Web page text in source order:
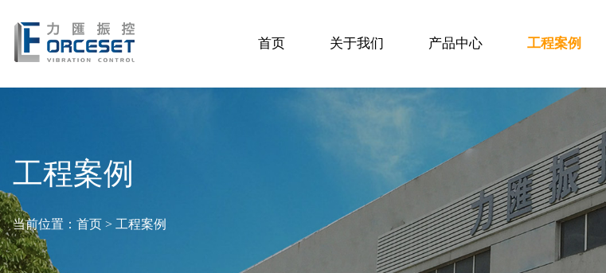
首页 关于我们 产品中心 工程案例
工程案例
当前位置： 首页 > 工程案例